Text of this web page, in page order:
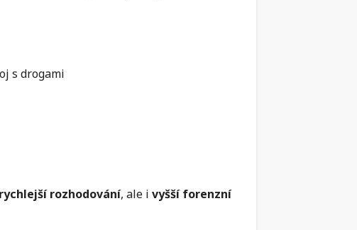
s drogami
rychlejší rozhodování, ale i vyšší forenzní